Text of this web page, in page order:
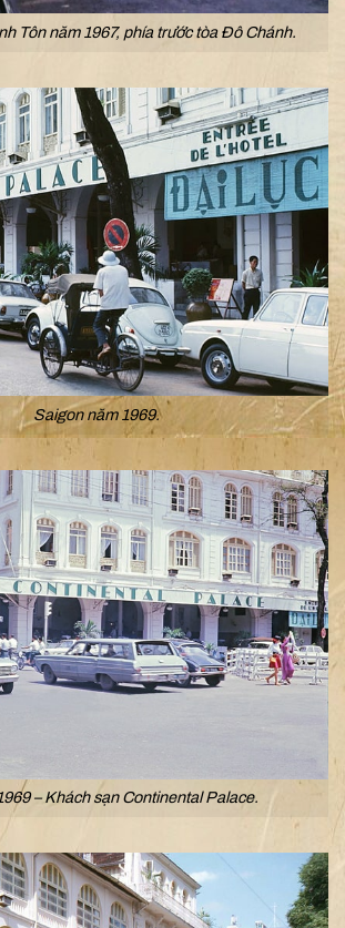
Tôn năm 1967, phía trước tòa Đô Chánh.
Saigon năm 1969.
– Khách sạn Continental Palace.